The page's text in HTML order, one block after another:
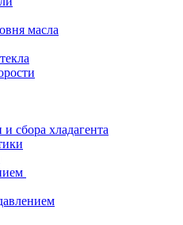
масла
сбора хладагента